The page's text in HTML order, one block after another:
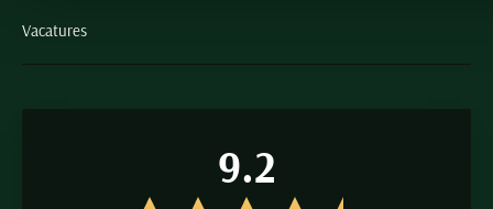
Vacatures
9.2